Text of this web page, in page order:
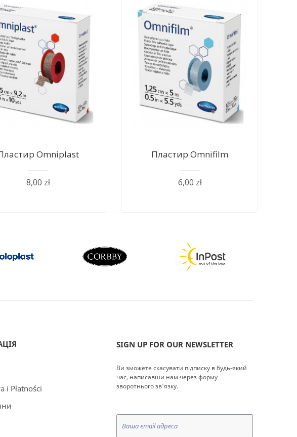
Оmniplast
8,00 zł
Пластир Оmnifilm
6,00 zł
i Płatności
SIGN UP FOR OUR NEWSLETTER
Ви зможете скасувати підписку в будь-який
час, написавши нам через форму
зворотнього зв'язку.